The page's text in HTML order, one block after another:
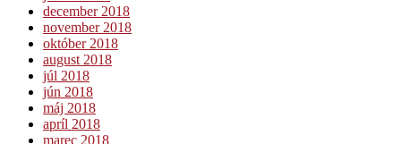
december 2018
november 2018
október 2018
august 2018
júl 2018
jún 2018
máj 2018
apríl 2018
marec 2018